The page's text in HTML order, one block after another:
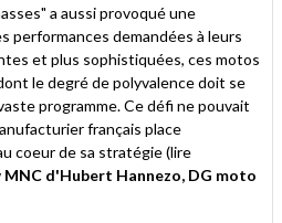
a aussi provoqué une
performances demandées à leurs
et plus sophistiquées, ces motos
le degré de polyvalence doit se
programme. Ce défi ne pouvait
français place
coeur de sa stratégie (lire
d'Hubert Hannezo, DG moto